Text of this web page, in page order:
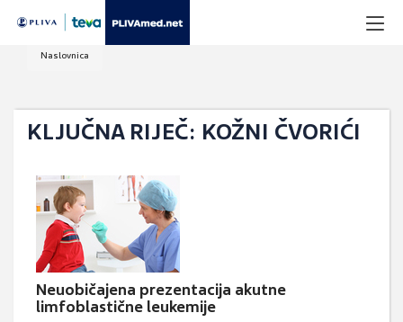
Naslovnica
KLJUČNA RIJEČ: KOŽNI ČVORIĆI
Neuobičajena prezentacija akutne
limfoblastične leukemije